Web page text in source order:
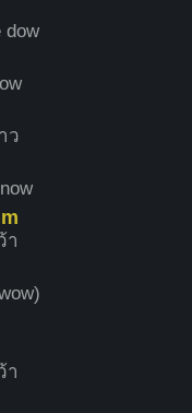
dow
ว
า
า